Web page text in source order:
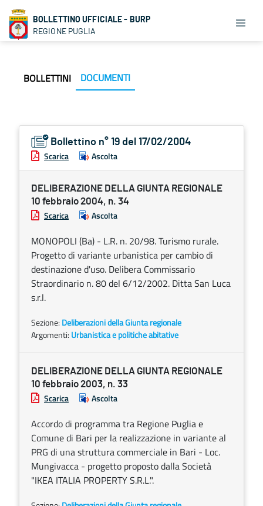
BOLLETTINO UFFICIALE - BURP
REGIONE PUGLIA
BOLLETTINI DOCUMENTI
Bollettino n° 19 del 17/02/2004
Scarica Ascolta
DELIBERAZIONE DELLA GIUNTA REGIONALE
10 febbraio 2004, n. 34
Scarica Ascolta
MONOPOLI (Ba) - L.R. n. 20/98. Turismo rurale.
Progetto di variante urbanistica per cambio di
destinazione d'uso. Delibera Commissario
Straordinario n. 80 del 6/12/2002. Ditta San Luca
s.r.l.
Sezione: Deliberazioni della Giunta regionale
Argomenti: Urbanistica e politiche abitative
DELIBERAZIONE DELLA GIUNTA REGIONALE
10 febbraio 2003, n. 33
Scarica Ascolta
Accordo di programma tra Regione Puglia e
Comune di Bari per la realizzazione in variante al
PRG di una struttura commerciale in Bari - Loc.
Mungivacca - progetto proposto dalla Società
"IKEA ITALIA PROPERTY S.R.L.".